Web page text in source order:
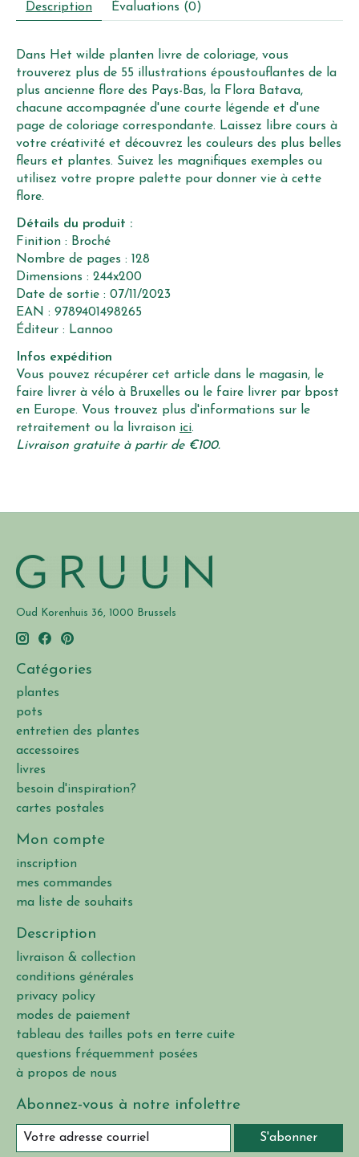
Description Évaluations (0)
Dans Het wilde planten livre de coloriage, vous
trouverez plus de 55 illustrations époustouflantes de la
plus ancienne flore des Pays-Bas, la Flora Batava,
chacune accompagnée d'une courte légende et d'une
page de coloriage correspondante. Laissez libre cours à
votre créativité et découvrez les couleurs des plus belles
fleurs et plantes. Suivez les magnifiques exemples ou
utilisez votre propre palette pour donner vie à cette
flore.
Détails du produit :
Finition : Broché
Nombre de pages : 128
Dimensions : 244x200
Date de sortie : 07/11/2023
EAN : 9789401498265
Éditeur : Lannoo
Infos expédition
Vous pouvez récupérer cet article dans le magasin, le
faire livrer à vélo à Bruxelles ou le faire livrer par bpost
en Europe. Vous trouvez plus d'informations sur le
retraitement ou la livraison ici.
Livraison gratuite à partir de €100.
Oud Korenhuis 36, 1000 Brussels
Catégories
plantes
pots
entretien des plantes
accessoires
livres
besoin d'inspiration?
cartes postales
Mon compte
inscription
mes commandes
ma liste de souhaits
Description
livraison & collection
conditions générales
privacy policy
modes de paiement
tableau des tailles pots en terre cuite
questions fréquemment posées
à propos de nous
Abonnez-vous à notre infolettre
S'abonner